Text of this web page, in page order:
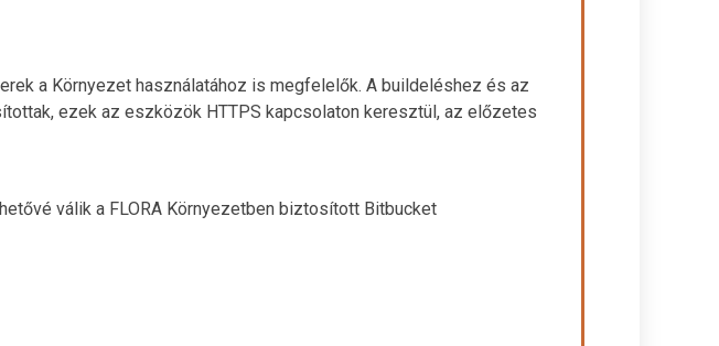
a Környezet használatához is megfelelők. A buildeléshez és az
ezek az eszközök HTTPS kapcsolaton keresztül, az előzetes
válik a FLORA Környezetben biztosított Bitbucket